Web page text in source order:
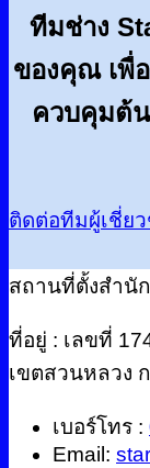
ทีมช่าง
ของคุณ เพื่
ควบคุมต้
ติดต่อทีมผู้เชี่ย
สถานที่ตั้งสำนั
ที่อยู่ : เลขที่
เขตสวนหลวง
เบอร์โทร :
Email: